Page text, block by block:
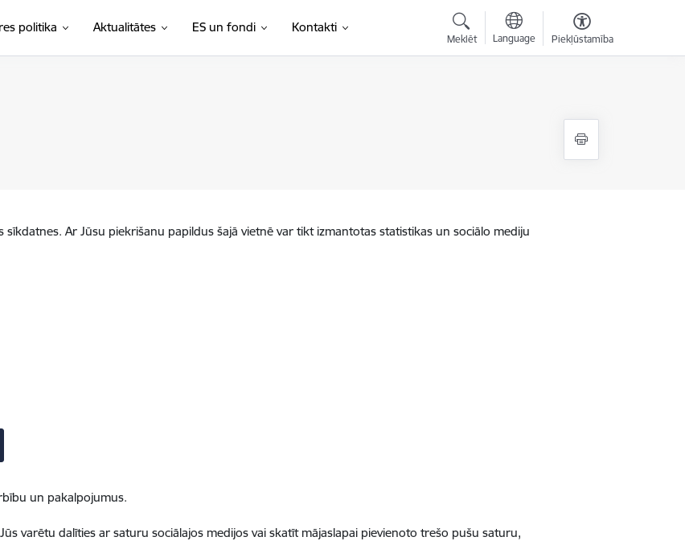
politika Aktualitātes ES un fondi Kontakti
Meklēt Language Piekļūstamība
Ar Jūsu piekrišanu papildus šajā vietnē var tikt izmantotas statistikas un sociālo mediju
un pakalpojumus.
varētu dalīties ar saturu sociālajos medijos vai skatīt mājaslapai pievienoto trešo pušu saturu,